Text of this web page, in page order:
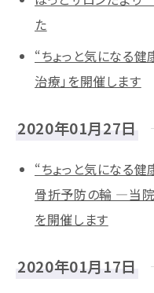
た
“ちょっと気になる
治療」を開催します
2020年01月27日
“ちょっと気になる
骨折予防の輪 ―当院
を開催します
2020年01月17日